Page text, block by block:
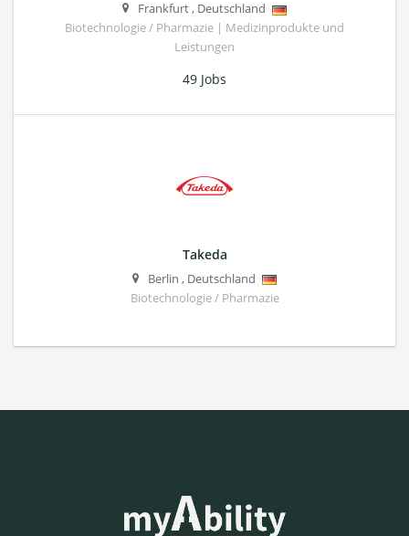
Frankfurt, Deutschland
Biotechnologie / Pharmazie | Medizinprodukte und
Leistungen
49 Jobs
Takeda
Berlin , Deutschland
Biotechnologie / Pharmazie